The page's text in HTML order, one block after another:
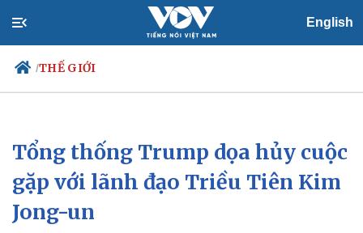
English
/THẾ GIỚI
Chính trị
Đảng
Tổ chức nhân sự
Quốc hội
Nhận diện sự thật
Xã hội
Tin 24h
Dự báo thời tiết
Tổng thống Trump dọa hủy cuộc
gặp với lãnh đạo Triều Tiên Kim
Jong-un